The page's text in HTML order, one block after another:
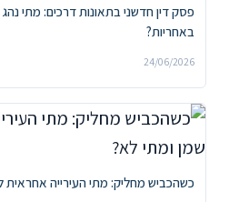
פסק דין חדשני בתאונות דרכים: מתי
באחריות?
24/06/2026
כשהכביש מחליק: מתי העירייה אחראית